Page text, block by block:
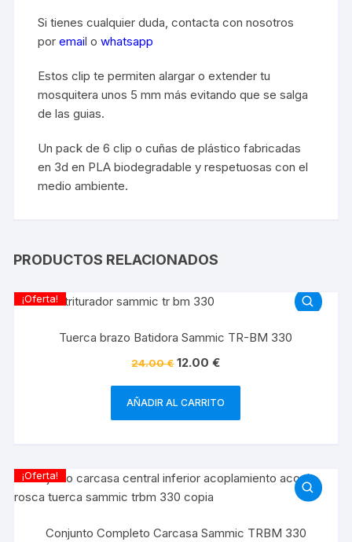
Si tienes cualquier duda, contacta con nosotros
poremail owhatsapp
Estos clip te permiten alargar o extender tu
mosquitera unos 5 mm más evitando que se salga
de las guias.
Un pack de 6 clip o cuñas de plástico fabricadas
en 3d en PLA biodegradable y respetuosas con el
medio ambiente.
PRODUCTOS RELACIONADOS
¡Oferta!
Tuerca brazo Batidora Sammic TR-BM 330
24.00€ 12.00€
AÑADIR AL CARRITO
¡Oferta!
Conjunto Completo Carcasa Sammic TRBM 330